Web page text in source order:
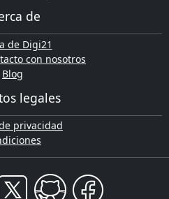
de
de Digi21
con nosotros
Blog
legales
privacidad